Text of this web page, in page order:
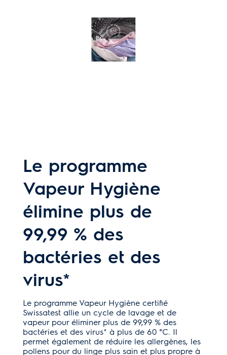
Le programme
Vapeur Hygiène
élimine plus de
99,99 % des
bactéries et des
virus*
Le programme Vapeur Hygiène certifié
Swissatest allie un cycle de lavage et de
vapeur pour éliminer plus de 99,99 % des
bactéries et des virus* à plus de 60 °C. Il
permet également de réduire les allergènes, les
pollens pour du linge plus sain et plus propre à